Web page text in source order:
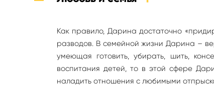
Как правило, Дарина достаточно
разводов. В семейной жизни Дарина –
умеющая готовить, убирать, шить,
воспитания детей, то в этой сфере
наладить отношения с любимыми